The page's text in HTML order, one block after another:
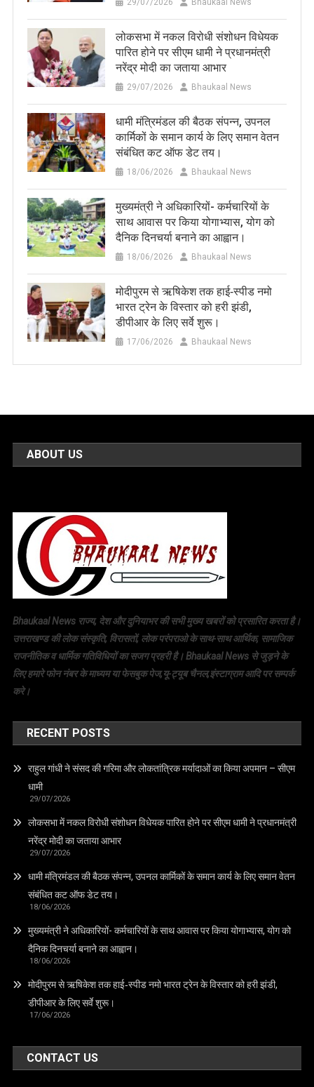
29/07/2026 Bhaukaal News
लोकसभा में नकल विरोधी संशोधन विधेयक
पारित होने पर सीएम धामी ने प्रधानमंत्री
नरेंद्र मोदी का जताया आभार
29/07/2026 Bhaukaal News
धामी मंत्रिमंडल की बैठक संपन्न, उपनल
कार्मिकों के समान कार्य के लिए समान वेतन
संबंधित कट ऑफ डेट तय।
18/06/2026 Bhaukaal News
मुख्यमंत्री ने अधिकारियों- कर्मचारियों के
साथ आवास पर किया योगाभ्यास, योग को
दैनिक दिनचर्या बनाने का आह्वान।
18/06/2026 Bhaukaal News
मोदीपुरम से ऋषिकेश तक हाई‑स्पीड नमो
भारत ट्रेन के विस्तार को हरी झंडी,
डीपीआर के लिए सर्वे शुरू।
17/06/2026 Bhaukaal News
ABOUT US
Bhaukaal News राज्य, देश और दुनियाभर की सभी मुख्य खबरों को प्रसारित करता है।
उत्तराखण्ड की लोक संस्कृति, विरासतों, लोक परंपराओ के साथ-साथ आर्थिक, सामाजिक
राजनीतिक व धार्मिक गतिविधियों का सजग प्रहरी है। Bhaukaal News से जुड़ने के
लिए हमारे फोन नंबर के माध्यम या फेसबुक पेज,यू-ट्यूब चैनल,इंस्टाग्राम आदि पर सम्पर्क
करे।
RECENT POSTS
राहुल गांधी ने संसद की गरिमा और लोकतांत्रिक मर्यादाओं का किया अपमान – सीएम
धामी
29/07/2026
लोकसभा में नकल विरोधी संशोधन विधेयक पारित होने पर सीएम धामी ने प्रधानमंत्री
नरेंद्र मोदी का जताया आभार
29/07/2026
धामी मंत्रिमंडल की बैठक संपन्न, उपनल कार्मिकों के समान कार्य के लिए समान वेतन
संबंधित कट ऑफ डेट तय।
18/06/2026
मुख्यमंत्री ने अधिकारियों- कर्मचारियों के साथ आवास पर किया योगाभ्यास, योग को
दैनिक दिनचर्या बनाने का आह्वान।
18/06/2026
मोदीपुरम से ऋषिकेश तक हाई‑स्पीड नमो भारत ट्रेन के विस्तार को हरी झंडी,
डीपीआर के लिए सर्वे शुरू।
17/06/2026
CONTACT US